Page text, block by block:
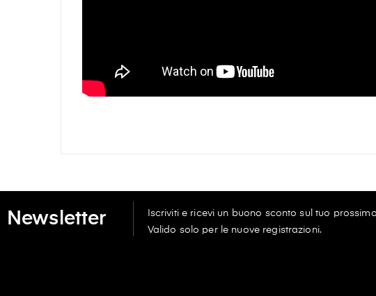
Newsletter
Iscriviti e ricevi un buono sconto sul tuo
Valido solo per le nuove registrazioni.